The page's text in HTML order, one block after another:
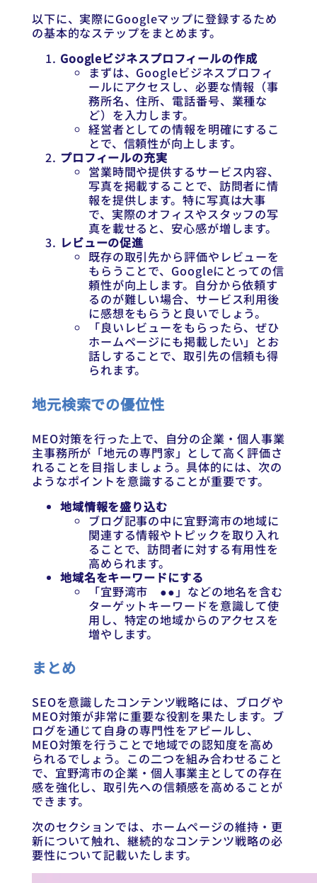
以下に、実際にGoogleマップに登録するため
の基本的なステップをまとめます。
Googleビジネスプロフィールの作成
まずは、Googleビジネスプロフィ
ールにアクセスし、必要な情報（事
務所名、住所、電話番号、業種な
ど）を入力します。
経営者としての情報を明確にするこ
とで、信頼性が向上します。
プロフィールの充実
営業時間や提供するサービス内容、
写真を掲載することで、訪問者に情
報を提供します。特に写真は大事
で、実際のオフィスやスタッフの写
真を載せると、安心感が増します。
レビューの促進
既存の取引先から評価やレビューを
もらうことで、Googleにとっての信
頼性が向上します。自分から依頼す
るのが難しい場合、サービス利用後
に感想をもらうと良いでしょう。
「良いレビューをもらったら、ぜひ
ホームページにも掲載したい」とお
話しすることで、取引先の信頼も得
られます。
地元検索での優位性
MEO対策を行った上で、自分の企業・個人事業
主事務所が「地元の専門家」として高く評価さ
れることを目指しましょう。具体的には、次の
ようなポイントを意識することが重要です。
地域情報を盛り込む
ブログ記事の中に宜野湾市の地域に
関連する情報やトピックを取り入れ
ることで、訪問者に対する有用性を
高められます。
地域名をキーワードにする
「宜野湾市 ●●」などの地名を含む
ターゲットキーワードを意識して使
用し、特定の地域からのアクセスを
増やします。
まとめ
SEOを意識したコンテンツ戦略には、ブログや
MEO対策が非常に重要な役割を果たします。ブ
ログを通じて自身の専門性をアピールし、
MEO対策を行うことで地域での認知度を高め
られるでしょう。この二つを組み合わせること
で、宜野湾市の企業・個人事業主としての存在
感を強化し、取引先への信頼感を高めることが
できます。
次のセクションでは、ホームページの維持・更
新について触れ、継続的なコンテンツ戦略の必
要性について記載いたします。